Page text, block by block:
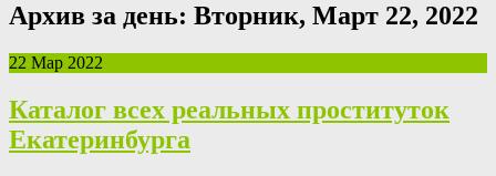
Архив за день: Вторник, Март 22, 2022
22 Мар 2022
Каталог всех реальных проституток
Екатеринбурга